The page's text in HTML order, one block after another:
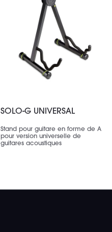
SOLO-G UNIVERSAL
Stand pour guitare en forme de A
pour version universelle de
guitares acoustiques